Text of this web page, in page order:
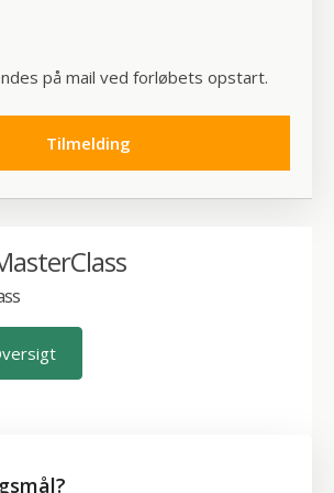
forandringer
konsekvenser
på mail ved forløbets opstart.
Tilmelding